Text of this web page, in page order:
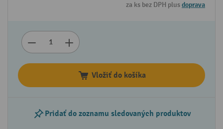
za ks bez DPH plusdoprava
Vložiť do košíka
Pridať do zoznamu sledovaných produktov